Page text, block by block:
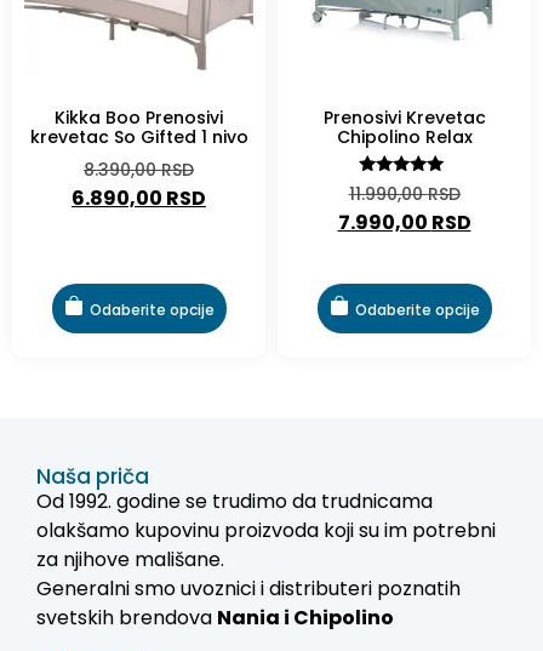
Kikka Boo Prenosivi
krevetac So Gifted 1 nivo
8.390,00RSD
6.890,00 RSD
Odaberite opcije
Prenosivi Krevetac
Chipolino Relax
Ocenjeno
sa
4.90
od 5
11.990,00RSD
7.990,00 RSD
Odaberite opcije
Naša priča
Od 1992. godine se trudimo da trudnicama
olakšamo kupovinu proizvoda koji su im potrebni
za njihove mališane.
Generalni smo uvoznici i distributeri poznatih
svetskih brendova Nania i Chipolino